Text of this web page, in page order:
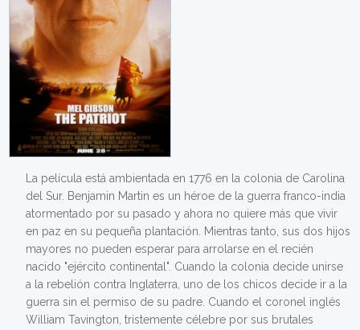
La película está ambientada en 1776 en la colonia de Carolina
del Sur. Benjamin Martin es un héroe de la guerra franco-india
atormentado por su pasado y ahora no quiere más que vivir
en paz en su pequeña plantación. Mientras tanto, sus dos hijos
mayores no pueden esperar para arrolarse en el recién
nacido "ejército continental". Cuando la colonia decide unirse
a la rebelión contra Inglaterra, uno de los chicos decide ir a la
guerra sin el permiso de su padre. Cuando el coronel inglés
William Tavington, tristemente célebre por sus brutales